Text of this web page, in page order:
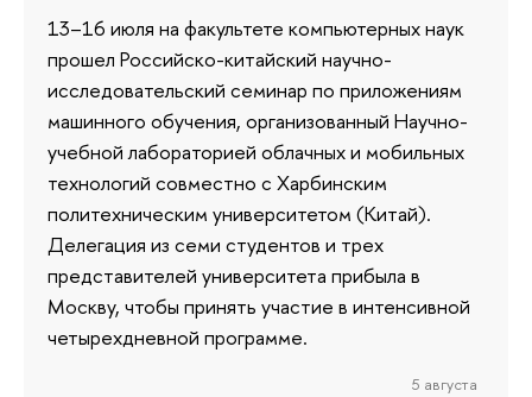
13–16 июля на факультете компьютерных наук
прошел Российско-китайский научно-
исследовательский семинар по приложениям
машинного обучения, организованный Научно-
учебной лабораторией облачных и мобильных
технологий совместно с Харбинским
политехническим университетом (Китай).
Делегация из семи студентов и трех
представителей университета прибыла в
Москву, чтобы принять участие в интенсивной
четырехдневной программе.
5 августа